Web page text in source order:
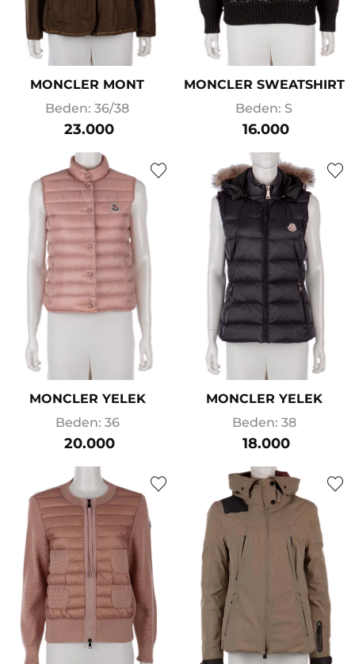
MONCLER MONT
Beden: 36/38
23.000
MONCLER SWEATSHIRT
Beden: S
16.000
MONCLER YELEK
Beden: 36
20.000
MONCLER YELEK
Beden: 38
18.000